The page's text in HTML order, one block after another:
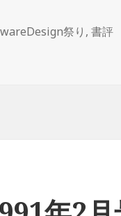
祭り ,書評